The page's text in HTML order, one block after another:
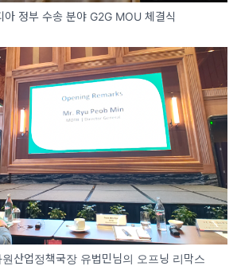
아 정부 수송 분야 G2G MOU 체결식
산업정책국장 유법민님의 오프닝 리막스